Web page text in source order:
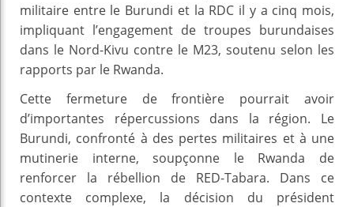
militaire entre le Burundi et la RDC il y a cinq mois,
impliquant l’engagement de troupes burundaises
dans le Nord-Kivu contre le M23, soutenu selon les
rapports par le Rwanda.
Cette fermeture de frontière pourrait avoir
d’importantes répercussions dans la région. Le
Burundi, confronté à des pertes militaires et à une
mutinerie interne, soupçonne le Rwanda de
renforcer la rébellion de RED-Tabara. Dans ce
contexte complexe, la décision du président